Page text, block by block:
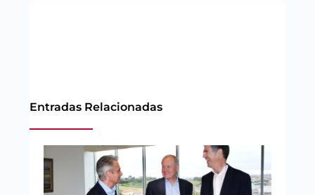
Entradas Relacionadas